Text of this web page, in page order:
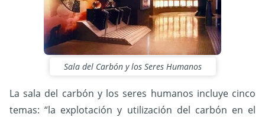
Sala del Carbón y los Seres Humanos
La sala del carbón y los seres humanos incluye cinco
temas: “la explotación y utilización del carbón en el